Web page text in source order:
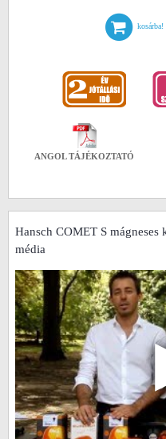
kosárba!
ANGOL TÁJÉKOZTATÓ
Hansch COMET S
média